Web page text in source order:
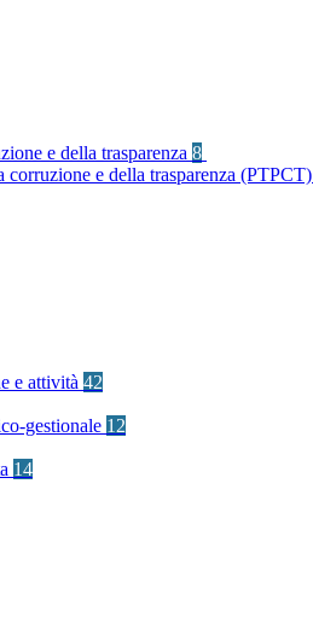
e della trasparenza 8
e della trasparenza (PTPCT)
e attività 42
gestionale 12
14